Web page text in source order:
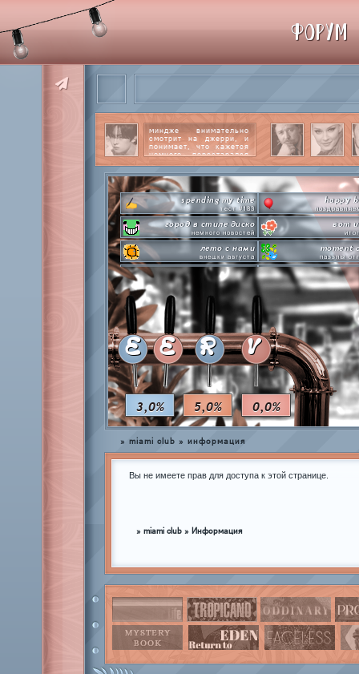
3,0% 5,0% 0,0%
миндже внимательно
смотрит на джерри, и
понимает, что кажется
немного перестарался
далее
spending my time
тест #183
happy
город в стиле диско
немного новостей
вот
лето с нами
внешки августа
moment
паззлы
pen-pineapple-apple-pen!
шлакоблокунь заказывали? охлаждаемся в
сделай это прямо сейчас
лупим пиньяту!
time goes by so slowly
анаграммы на базе с днем
hot in herre
летняя стикер-пати туть
E E R V
ФОРУМ
» miami club » информация
Вы не имеете прав для доступа к этой странице.
» miami club » Информация